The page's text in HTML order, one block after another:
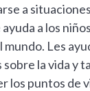
a
a los
mundo. Les
la vida y
los puntos de